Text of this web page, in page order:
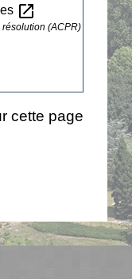
open_in_new
(ACPR)
cette page